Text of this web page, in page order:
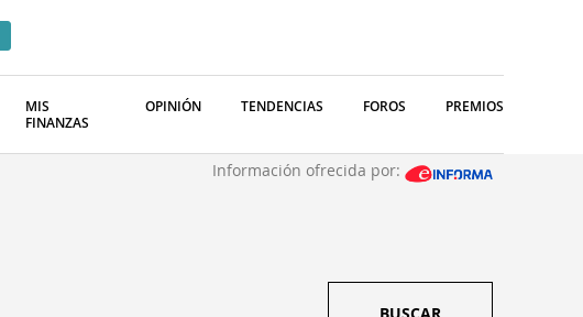
MIS
FINANZAS
OPINIÓN TENDENCIAS FOROS PREMIOS
Información ofrecida por: